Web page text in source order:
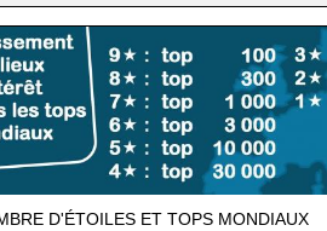
D'ÉTOILES ET TOPS MONDIAUX